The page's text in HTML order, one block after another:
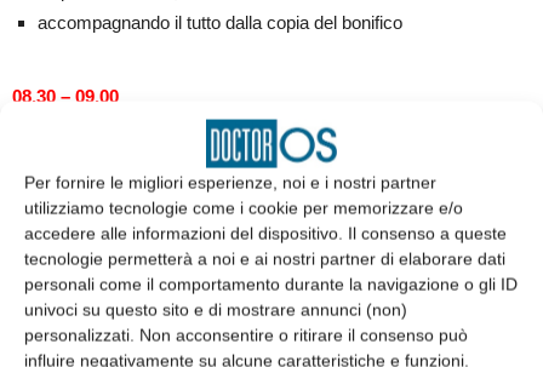
Per fornire le migliori esperienze, noi e i nostri partner
utilizziamo tecnologie come i cookie per memorizzare e/o
accedere alle informazioni del dispositivo. Il consenso a queste
tecnologie permetterà a noi e ai nostri partner di elaborare dati
personali come il comportamento durante la navigazione o gli ID
univoci su questo sito e di mostrare annunci (non)
personalizzati. Non acconsentire o ritirare il consenso può
influire negativamente su alcune caratteristiche e funzioni.
accompagnando il tutto dalla copia del bonifico
08.30 – 09.00
Registrazione dei partecipanti. Ritiro del roadbook (e del
numero ordine di partenza per gli equipaggi in gara) per la
rappresentanza che parte davia Pace 21 a Milano.
09:00 – 09.30
Partenzadi tutte le vetture iscritte alla giornata.
10.30 – 11.00